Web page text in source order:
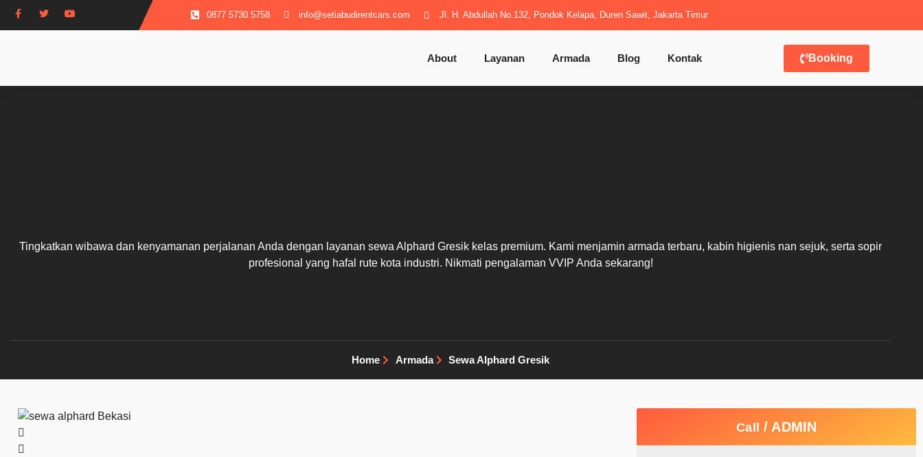
0877 5730 5758 info@setiabudirentcars.com Jl. H. Abdullah No.132, Pondok Kelapa, Duren Sawit, Jakarta Timur
About Layanan Armada Blog Kontak Booking
Tingkatkan wibawa dan kenyamanan perjalanan Anda dengan layanan sewa Alphard Gresik kelas premium. Kami menjamin armada terbaru, kabin higienis nan sejuk, serta sopir
profesional yang hafal rute kota industri. Nikmati pengalaman VVIP Anda sekarang!
Home Armada Sewa Alphard Gresik
Call / ADMIN